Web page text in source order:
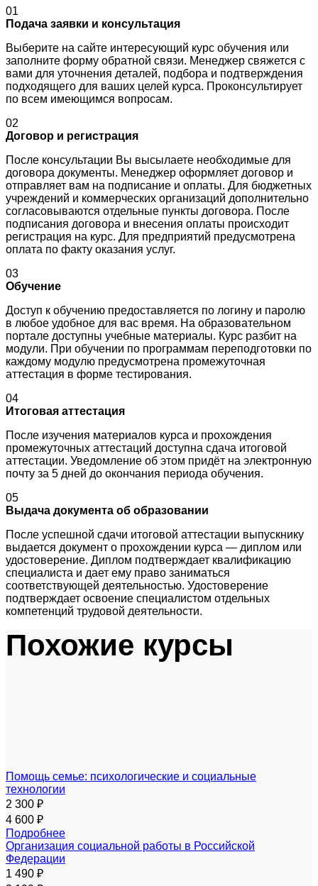
01
Подача заявки и консультация
Выберите на сайте интересующий курс обучения или
заполните форму обратной связи. Менеджер свяжется с
вами для уточнения деталей, подбора и подтверждения
подходящего для ваших целей курса. Проконсультирует
по всем имеющимся вопросам.
02
Договор и регистрация
После консультации Вы высылаете необходимые для
договора документы. Менеджер оформляет договор и
отправляет вам на подписание и оплаты. Для бюджетных
учреждений и коммерческих организаций дополнительно
согласовываются отдельные пункты договора. После
подписания договора и внесения оплаты происходит
регистрация на курс. Для предприятий предусмотрена
оплата по факту оказания услуг.
03
Обучение
Доступ к обучению предоставляется по логину и паролю
в любое удобное для вас время. На образовательном
портале доступны учебные материалы. Курс разбит на
модули. При обучении по программам переподготовки по
каждому модулю предусмотрена промежуточная
аттестация в форме тестирования.
04
Итоговая аттестация
После изучения материалов курса и прохождения
промежуточных аттестаций доступна сдача итоговой
аттестации. Уведомление об этом придёт на электронную
почту за 5 дней до окончания периода обучения.
05
Выдача документа об образовании
После успешной сдачи итоговой аттестации выпускнику
выдается документ о прохождении курса — диплом или
удостоверение. Диплом подтверждает квалификацию
специалиста и дает ему право заниматься
соответствующей деятельностью. Удостоверение
подтверждает освоение специалистом отдельных
компетенций трудовой деятельности.
Похожие курсы
Помощь семье: психологические и социальные
технологии
2 300 ₽
4 600 ₽
Подробнее
Организация социальной работы в Российской
Федерации
1 490 ₽